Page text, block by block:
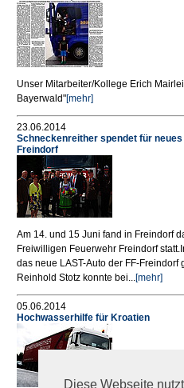
Diese Webseite
Unser Mitarbeiter/Kollege Erich
Bayerwald"[mehr]
23.06.2014
Schneckenreither spendet für
Freindorf
Am 14. und 15 Juni fand in Freindorf
Freiwilligen Feuerwehr Freindorf
das neue LAST-Auto der FF-Freindorf
Reinhold Stotz konnte bei...[mehr]
05.06.2014
Hochwasserhilfe für Kroatien